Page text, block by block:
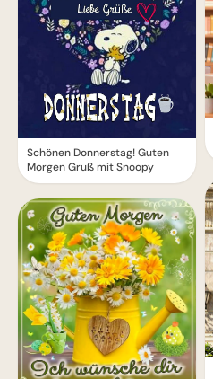
Schönen Donnerstag! Guten
Morgen Gruß mit Snoopy